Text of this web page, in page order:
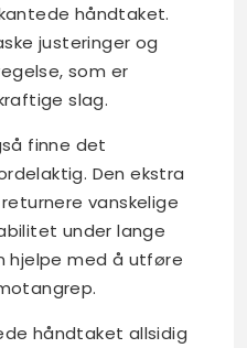
håndtaket.
justeringer og
som er
slag.
finne det
Den ekstra
vanskelige
under lange
hjelpe med å utføre
håndtaket allsidig